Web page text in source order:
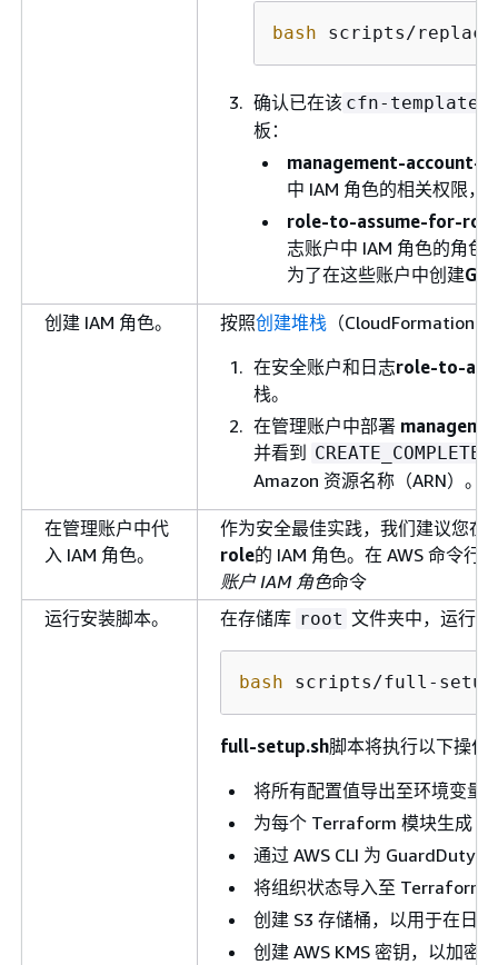
bash scripts/
确认已在该 cfn-
板：
management-account-
中 IAM 角色的相关权限，
role-to-assume-for-
志账户中 IAM 角色的角
为了在这些账户中创建
创建 IAM 角色。 按照创建堆栈 （CloudFormation
在安全账户和日志role-to-
栈。
在管理账户中部署
并看到
CREATE_COMPLETE
Amazon 资源名称（ARN）。
在管理账户中代
入 IAM 角色。
作为安全最佳实践，我们建议您在
role的 IAM 角色。在 AWS 命令行
账户 IAM 角色命令
运行安装脚本。
在存储库 root 文件夹中，运行
bash scripts/full-
full-setup.sh脚本将执行以下操作
将所有配置值导出至环境变量
为每个 Terraform 模块生成
通过 AWS CLI 为 GuardDuty
将组织状态导入至 Terraform
创建 S3 存储桶，以用于在日
创建 AWS KMS 密钥，以加密